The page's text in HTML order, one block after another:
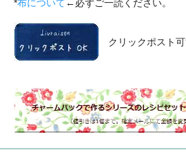
*布について ←必ずご一読ください。
クリックポスト可